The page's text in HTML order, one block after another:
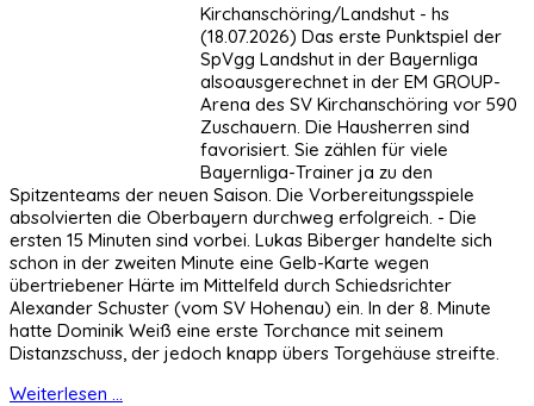
Kirchanschöring/Landshut - hs
(18.07.2026) Das erste Punktspiel der
SpVgg Landshut in der Bayernliga
alsoausgerechnet in der EM GROUP-
Arena des SV Kirchanschöring vor 590
Zuschauern. Die Hausherren sind
favorisiert. Sie zählen für viele
Bayernliga-Trainer ja zu den
Spitzenteams der neuen Saison. Die Vorbereitungsspiele
absolvierten die Oberbayern durchweg erfolgreich. - Die
ersten 15 Minuten sind vorbei. Lukas Biberger handelte sich
schon in der zweiten Minute eine Gelb-Karte wegen
übertriebener Härte im Mittelfeld durch Schiedsrichter
Alexander Schuster (vom SV Hohenau) ein. In der 8. Minute
hatte Dominik Weiß eine erste Torchance mit seinem
Distanzschuss, der jedoch knapp übers Torgehäuse streifte.
Weiterlesen ...